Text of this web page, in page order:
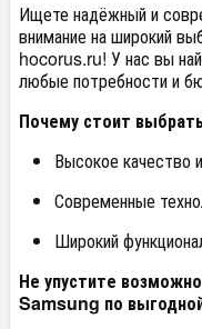
Ищете надёжный и
внимание на широкий
hocorus.ru! У нас вы
любые потребности и
Почему стоит
Высокое качество
Современные
Широкий
Не упустите
Samsung по